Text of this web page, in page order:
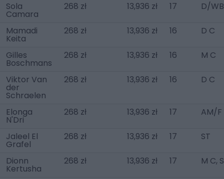
Sola
Camara
268 zł 13,936 zł 17 D/
Mamadi
Keita
268 zł 13,936 zł 16 D C
Gilles
Boschmans
268 zł 13,936 zł 16 M C
Viktor Van
der
Schraelen
268 zł 13,936 zł 16 D C
Elonga
N'Dri
268 zł 13,936 zł 17 AM/F
Jaleel El
Grafel
268 zł 13,936 zł 17 ST
Dionn
Kertusha
268 zł 13,936 zł 17 M C,